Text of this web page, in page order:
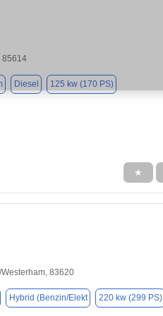
85614
Diesel 125 kw (170 PS)
★
83620
Hybrid (Benzin/Elekt 220 kw (299 PS)